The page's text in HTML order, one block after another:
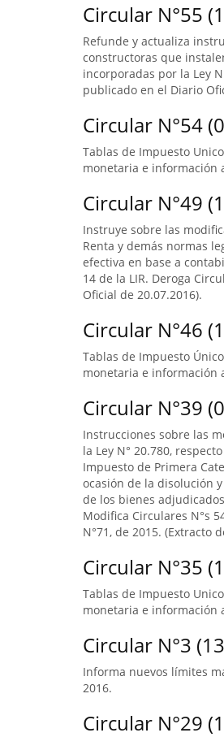
Circular N°55
Refunde y actualiza
constructoras que
incorporadas por la Ley
publicado en el Diario
Circular N°54
Tablas de Impuesto
monetaria e información
Circular N°49
Instruye sobre las
Renta y demás normas
efectiva en base a
14 de la LIR. Deroga
Oficial de 20.07.2016).
Circular N°46
Tablas de Impuesto
monetaria e información
Circular N°39
Instrucciones sobre las
la Ley N° 20.780,
Impuesto de Primera
ocasión de la disolución
de los bienes
Modifica Circulares N°s
N°71, de 2015. (Extracto
Circular N°35
Tablas de Impuesto
monetaria e información
Circular N°3
Informa nuevos límites
2016.
Circular N°29